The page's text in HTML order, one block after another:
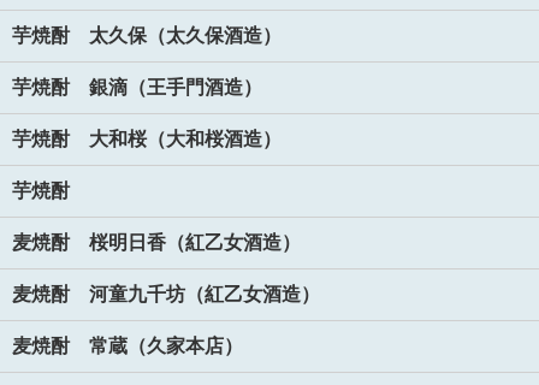
芋焼酎 太久保（太久保酒造）
芋焼酎 銀滴（王手門酒造）
芋焼酎 大和桜（大和桜酒造）
芋焼酎
麦焼酎 桜明日香（紅乙女酒造）
麦焼酎 河童九千坊（紅乙女酒造）
麦焼酎 常蔵（久家本店）